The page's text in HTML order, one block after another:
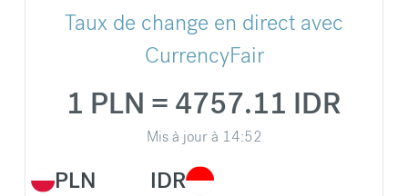
Taux de change en direct avec
CurrencyFair
PLN
1 PLN = 4757.11 IDR
Mis à jour à 14:52
IDR